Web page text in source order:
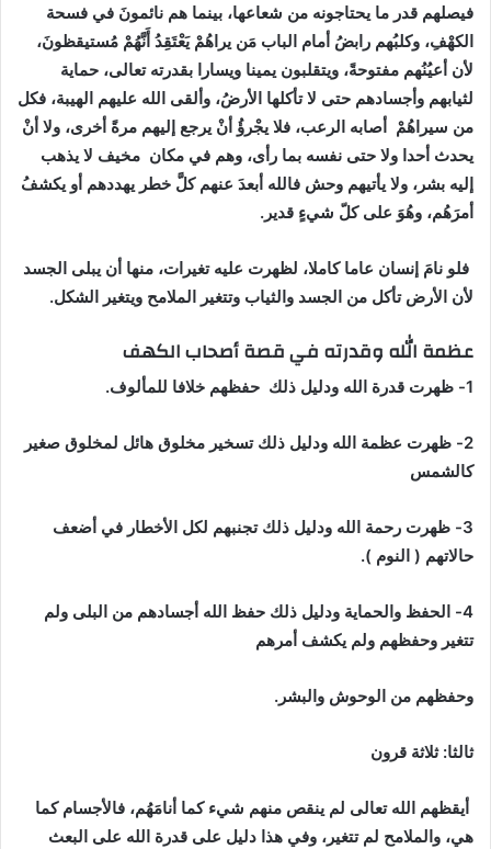
فيصلهم قدر ما يحتاجونه من شعاعها، بينما هم نائمونَ في فسحة
الكهْفِ، وكلبُهم رابضُ أمام الباب مَن يراهُمْ يَعْتَقِدُ أَنَّهُمْ مُستيقظونَ،
لأن أعيُنُهم مفتوحةً، ويتقلبون يمينا ويسارا بقدرته تعالى، حماية
لثيابهم وأجسادهم حتى لا تأكلها الأرضُ، وألقى الله عليهم الهيبة، فكل
من سيراهُمْ أصابه الرعب، فلا يجْرؤُ أنْ يرجع إليهم مرةً أخرى، ولا أنْ
يحدث أحدا ولا حتى نفسه بما رأى، وهم في مكان مخيف لا يذهب
إليه بشر، ولا يأتيهم وحش فالله أبعدَ عنهم كلَّ خطر يهددهم أو يكشفُ
أمرَهُم، وهُوَ على كلّ شيءٍ قدير.
فلو نامَ إنسان عاما كاملا، لظهرت عليه تغيرات، منها أن يبلى الجسد
لأن الأرض تأكل من الجسد والثياب وتتغير الملامح ويتغير الشكل.
عظمة الله وقدرته في قصة أصحاب الكهف
1- ظهرت قدرة الله ودليل ذلك حفظهم خلافا للمألوف.
2- ظهرت عظمة الله ودليل ذلك
تسخير مخلوق هائل لمخلوق صغير
كالشمس
3- ظهرت رحمة الله ودليل ذلك
تجنبهم لكل الأخطار في أضعف
حالاتهم ( النوم ).
4- الحفظ والحماية
ودليل ذلك حفظ الله أجسادهم من البلى ولم
تتغير وحفظهم ولم يكشف أمرهم
وحفظهم من الوحوش والبشر .
ثالثا: ثلاثة قرون
أيقظهم الله تعالى لم ينقص منهم شيء كما أنامَهُم، فالأجسام كما
هي، والملامح لم تتغير، وفي هذا دليل على قدرة الله على البعث